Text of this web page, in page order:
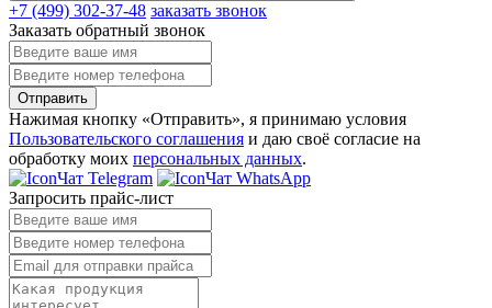
+7 (499) 302-37-48 заказать звонок
Заказать обратный звонок
Отправить
Нажимая кнопку «Отправить», я принимаю условия
Пользовательского соглашения и даю своё согласие на
обработку моих персональных данных.
Чат Telegram
Чат WhatsApp
Запросить прайс-лист